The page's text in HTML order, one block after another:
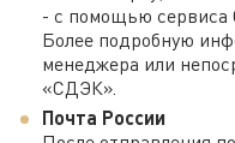
- с помощью сервиса
Более подробную
менеджера или
«СДЭК».
Почта России